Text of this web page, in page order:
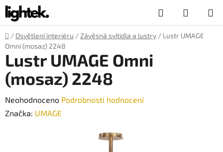
Přejít
na
obsah
Hledat
KOŠÍK
Domů
/ Osvětlení interiéru / Závěsná svítidla a lustry / Lustr UMAGE
Omni (mosaz) 2248
Lustr UMAGE Omni
(mosaz) 2248
Průměrné
hodnocení
Neohodnoceno Podrobnosti hodnocení
Značka: UMAGE